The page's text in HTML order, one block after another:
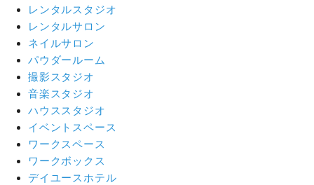
レンタルスタジオ
レンタルサロン
ネイルサロン
パウダールーム
撮影スタジオ
音楽スタジオ
ハウススタジオ
イベントスペース
ワークスペース
ワークボックス
デイユースホテル